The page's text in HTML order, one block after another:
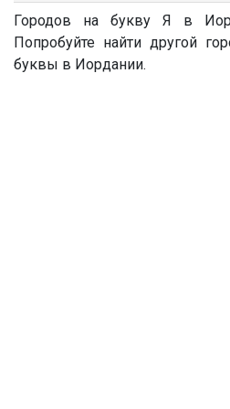
Городов на букву Я в
Попробуйте найти другой
буквы в Иордании.